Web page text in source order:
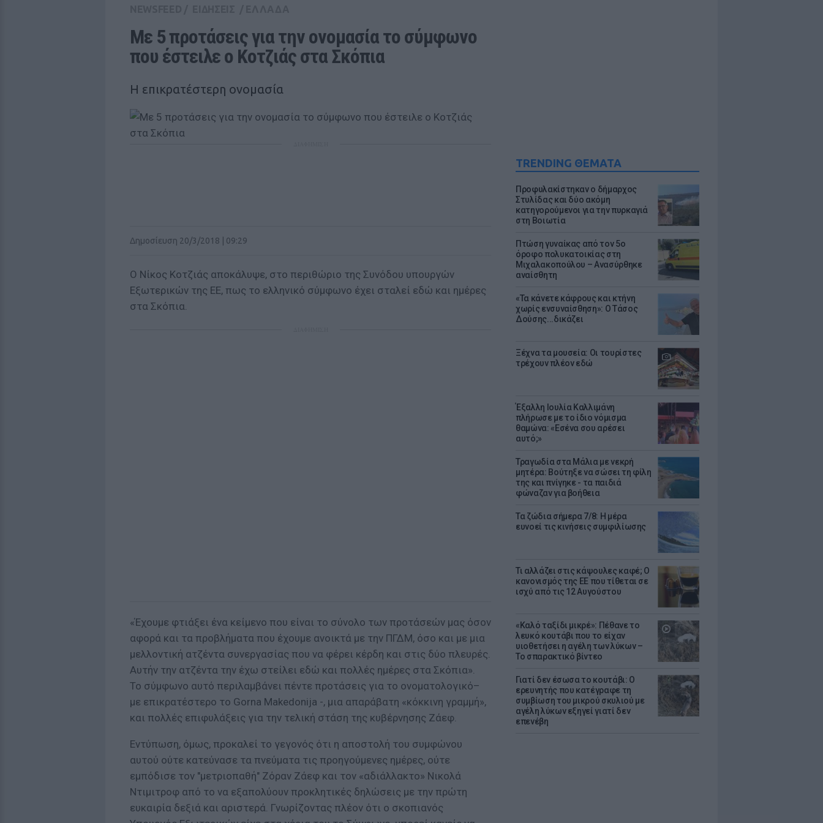
TRENDING ΘΕΜΑΤΑ
Προφυλακίστηκαν ο δήμαρχος
Στυλίδας και δύο ακόμη
κατηγορούμενοι για την πυρκαγιά
στη Βοιωτία
Πτώση γυναίκας από τον 5ο
όροφο πολυκατοικίας στη
Μιχαλακοπούλου – Ανασύρθηκε
αναίσθητη
«Τα κάνετε κάφρους και κτήνη
χωρίς ενσυναίσθηση»: Ο Τάσος
Δούσης...δικάζει
Ξέχνα τα μουσεία: Οι τουρίστες
τρέχουν πλέον εδώ
Έξαλλη Ιουλία Καλλιμάνη
πλήρωσε με το ίδιο νόμισμα
θαμώνα: «Εσένα σου αρέσει
αυτό;»
Τραγωδία στα Μάλια με νεκρή
μητέρα: Βούτηξε να σώσει τη φίλη
της και πνίγηκε - τα παιδιά
φώναζαν για βοήθεια
Τα ζώδια σήμερα 7/8: Η μέρα
ευνοεί τις κινήσεις συμφιλίωσης
Τι αλλάζει στις κάψουλες καφέ; Ο
κανονισμός της ΕΕ που τίθεται σε
ισχύ από τις 12 Αυγούστου
«Καλό ταξίδι μικρέ»: Πέθανε το
λευκό κουτάβι που το είχαν
υιοθετήσει η αγέλη των λύκων –
Το σπαρακτικό βίντεο
Γιατί δεν έσωσα το κουτάβι: Ο
ερευνητής που κατέγραφε τη
συμβίωση του μικρού σκυλιού με
αγέλη λύκων εξηγεί γιατί δεν
επενέβη
Με 5 προτάσεις για την ονομασία το σύμφωνο
που έστειλε ο Κοτζιάς στα Σκόπια
Η επικρατέστερη ονομασία
Δημοσίευση 20/3/2018 | 09:29
Ο Νίκος Κοτζιάς αποκάλυψε, στο περιθώριο της Συνόδου υπουργών
Εξωτερικών της ΕΕ, πως το ελληνικό σύμφωνο έχει σταλεί εδώ και ημέρες
στα Σκόπια.
«Έχουμε φτιάξει ένα κείμενο που είναι το σύνολο των προτάσεών μας όσον
αφορά και τα προβλήματα που έχουμε ανοικτά με την ΠΓΔΜ, όσο και με μια
μελλοντική ατζέντα συνεργασίας που να φέρει κέρδη και στις δύο πλευρές.
Αυτήν την ατζέντα την έχω στείλει εδώ και πολλές ημέρες στα Σκόπια».
Το σύμφωνο αυτό περιλαμβάνει πέντε προτάσεις για το ονοματολογικό–
με επικρατέστερο το Gorna Makedonija -, μια απαράβατη «κόκκινη γραμμή»,
και πολλές επιφυλάξεις για την τελική στάση της κυβέρνησης Ζάεφ.
Εντύπωση, όμως, προκαλεί το γεγονός ότι η αποστολή του συμφώνου
αυτού ούτε κατεύνασε τα πνεύματα τις προηγούμενες ημέρες, ούτε
εμπόδισε τον "μετριοπαθή" Ζόραν Ζάεφ και τον «αδιάλλακτο» Νικολά
Ντιμιτροφ από το να εξαπολύουν προκλητικές δηλώσεις με την πρώτη
ευκαιρία δεξιά και αριστερά. Γνωρίζοντας πλέον ότι ο σκοπιανός